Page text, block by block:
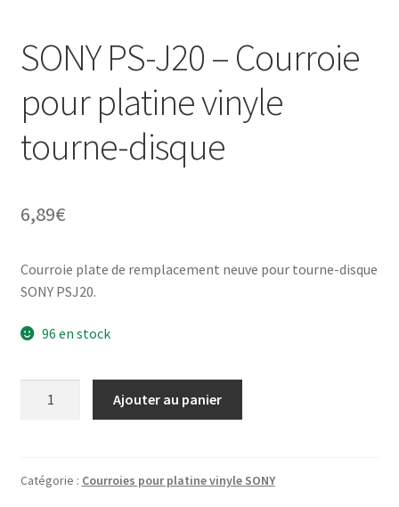
SONY PS-J20 – Courroie
pour platine vinyle
tourne-disque
6,89€
Courroie plate de remplacement neuve pour tourne-disque
SONY PSJ20.
96 en stock
J20
Ajouter au panier
Catégorie : Courroies pour platine vinyle SONY